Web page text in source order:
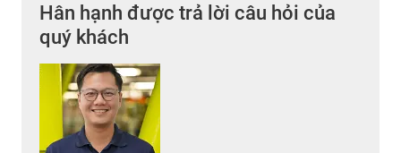
Hân hạnh được trả lời câu hỏi của
quý khách